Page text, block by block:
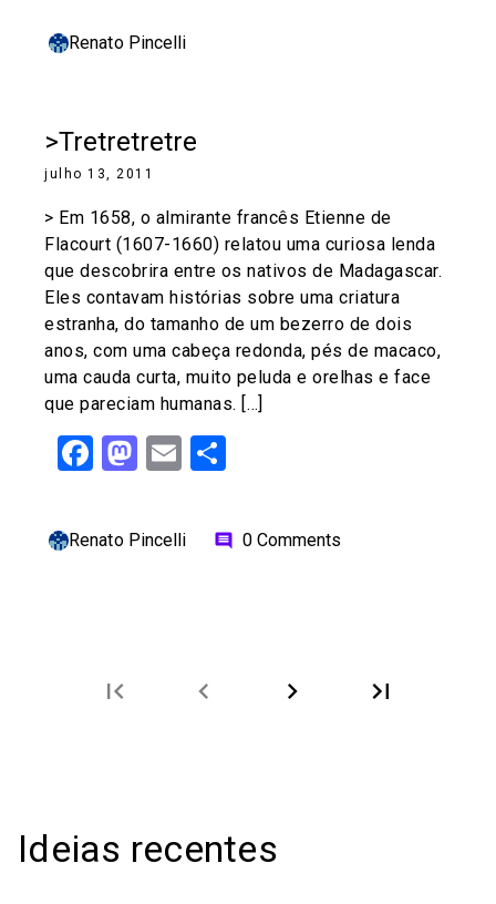
Renato Pincelli
>Tretretretre
julho 13, 2011
> Em 1658, o almirante francês Etienne de
Flacourt (1607-1660) relatou uma curiosa lenda
que descobrira entre os nativos de Madagascar.
Eles contavam histórias sobre uma criatura
estranha, do tamanho de um bezerro de dois
anos, com uma cabeça redonda, pés de macaco,
uma cauda curta, muito peluda e orelhas e face
que pareciam humanas. […]
Facebook
Mastodon
Email
Renato Pincelli comment 0 Comments
first_page chevron_left chevron_right last_page
Ideias recentes